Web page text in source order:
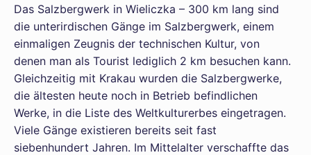
Das Salzbergwerk in Wieliczka – 300 km lang sind
die unterirdischen Gänge im Salzbergwerk, einem
einmaligen Zeugnis der technischen Kultur, von
denen man als Tourist lediglich 2 km besuchen kann.
Gleichzeitig mit Krakau wurden die Salzbergwerke,
die ältesten heute noch in Betrieb befindlichen
Werke, in die Liste des Weltkulturerbes eingetragen.
Viele Gänge existieren bereits seit fast
siebenhundert Jahren. Im Mittelalter verschaffte das